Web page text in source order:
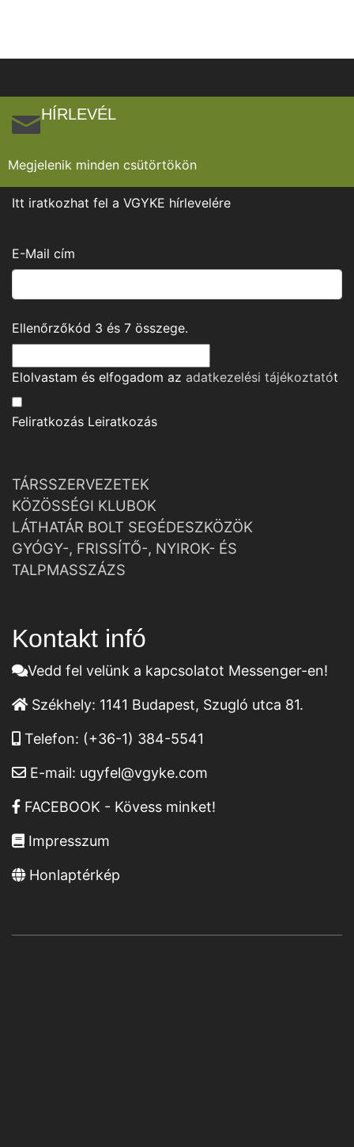
HÍRLEVÉL
Megjelenik minden csütörtökön
Itt iratkozhat fel a VGYKE hírlevelére
E-Mail cím
Ellenőrzőkód 3 és 7 összege.
Elolvastam és elfogadom az adatkezelési tájékoztatót
Feliratkozás Leiratkozás
TÁRSSZERVEZETEK
KÖZÖSSÉGI KLUBOK
LÁTHATÁR BOLT SEGÉDESZKÖZÖK
GYÓGY-, FRISSÍTŐ-, NYIROK- ÉS
TALPMASSZÁZS
Kontakt infó
Vedd fel velünk a kapcsolatot Messenger-en!
Székhely: 1141 Budapest, Szugló utca 81.
Telefon: (+36-1) 384-5541
E-mail: ugyfel@vgyke.com
FACEBOOK - Kövess minket!
Impresszum
Honlaptérkép